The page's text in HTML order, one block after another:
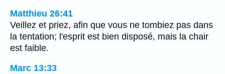
Matthieu 26:41
Veillez et priez, afin que vous ne tombiez pas dans
la tentation; l'esprit est bien disposé, mais la chair
est faible.
Marc 13:33